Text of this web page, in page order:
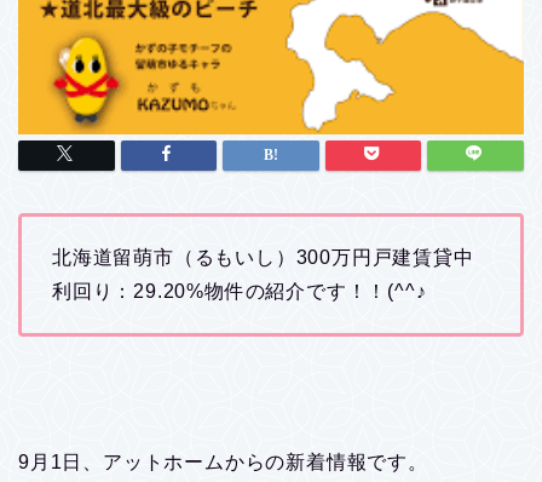
北海道留萌市（るもいし）300万円戸建賃貸中
利回り：29.20%物件の紹介です！！(^^♪
9月1日、アットホームからの新着情報です。